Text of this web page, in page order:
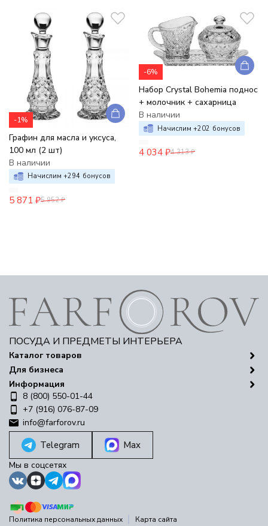
-1%
Графин для масла и уксуса,
100 мл (2 шт)
В наличии
Начислим +294 бонусов
5 871 ₽5 952 ₽
-6%
Набор Crystal Bohemia поднос
+ молочник + сахарница
В наличии
Начислим +202 бонусов
4 034 ₽4 313 ₽
ПОСУДА И ПРЕДМЕТЫ ИНТЕРЬЕРА
Каталог товаров
Для бизнеса
Информация
8 (800) 550-01-44
+7 (916) 076-87-09
info@farforov.ru
Telegram Max
Мы в соцсетях
Политика персональных данных
Карта сайта